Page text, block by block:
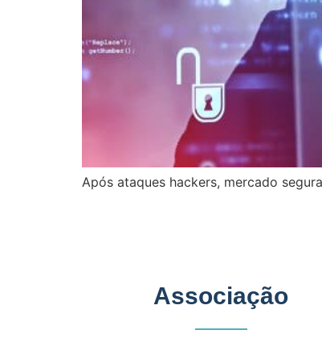
Após ataques hackers, mercado
Associação